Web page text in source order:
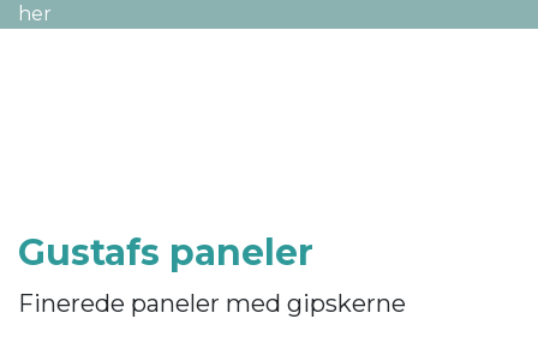
her
Gustafs paneler
Finerede paneler med gipskerne